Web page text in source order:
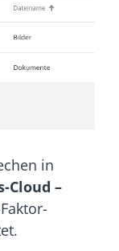
in
Cloud –